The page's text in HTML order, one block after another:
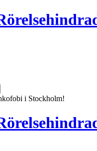
i Stockholm!